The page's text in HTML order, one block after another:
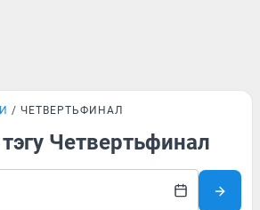
ЧЕТВЕРТЬФИНАЛ
Четвертьфинал